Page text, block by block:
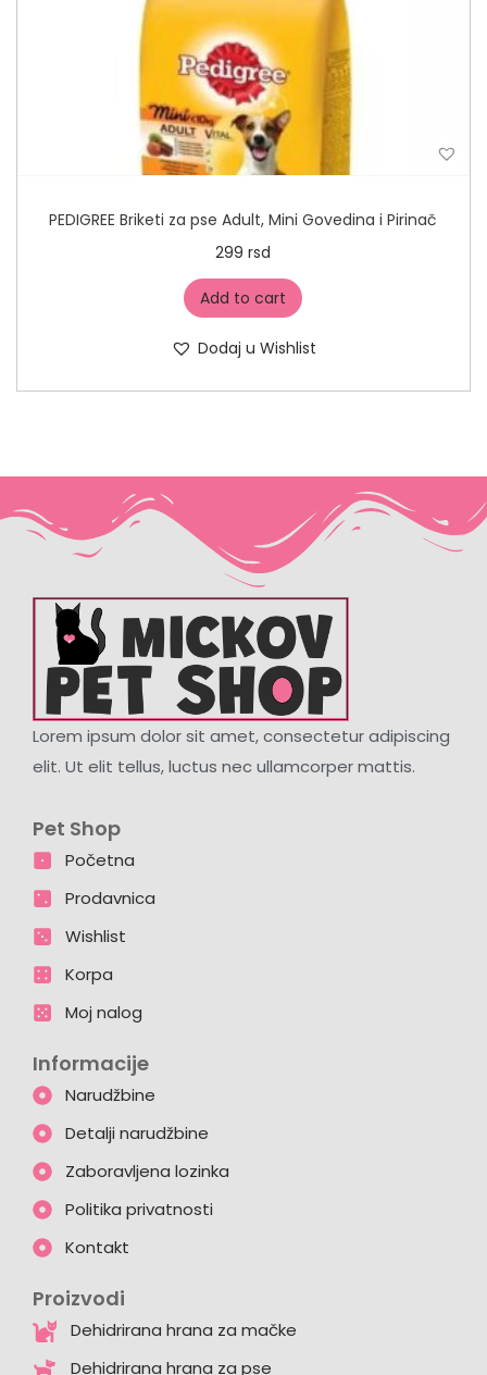
PEDIGREE Briketi za pse Adult, Mini Govedina i Pirinač
299rsd
Add to cart
Dodaj u Wishlist
Lorem ipsum dolor sit amet, consectetur adipiscing
elit. Ut elit tellus, luctus nec ullamcorper mattis.
Pet Shop
Početna
Prodavnica
Wishlist
Korpa
Moj nalog
Informacije
Narudžbine
Detalji narudžbine
Zaboravljena lozinka
Politika privatnosti
Kontakt
Proizvodi
Dehidrirana hrana za mačke
Dehidrirana hrana za pse